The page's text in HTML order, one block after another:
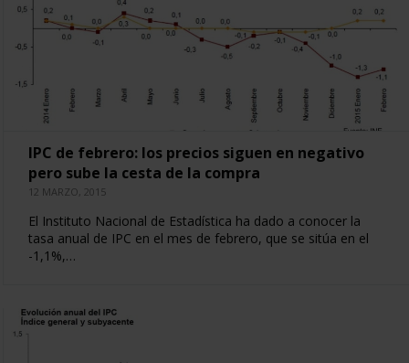
IPC de febrero: los precios siguen en negativo
pero sube la cesta de la compra
12 MARZO, 2015
El Instituto Nacional de Estadística ha dado a conocer la
tasa anual de IPC en el mes de febrero, que se sitúa en el
-1,1%,…